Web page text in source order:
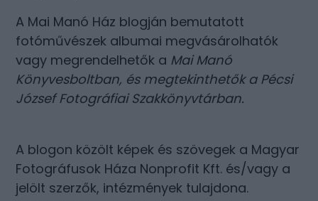
A Mai Manó Ház blogján bemutatott
fotóművészek albumai megvásárolhatók
vagy megrendelhetők a Mai Manó
Könyvesboltban, és megtekinthetők a Pécsi
József Fotográfiai Szakkönyvtárban.
A blogon közölt képek és szövegek a Magyar
Fotográfusok Háza Nonprofit Kft. és/vagy a
jelölt szerzők, intézmények tulajdona.